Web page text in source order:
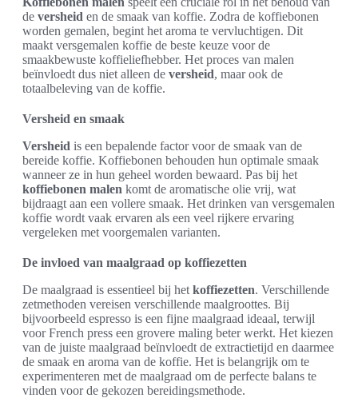
de versheid en de smaak van koffie. Zodra de koffiebonen
worden gemalen, begint het aroma te vervluchtigen. Dit
maakt versgemalen koffie de beste keuze voor de
smaakbewuste koffieliefhebber. Het proces van malen
beïnvloedt dus niet alleen de versheid, maar ook de
totaalbeleving van de koffie.
Versheid en smaak
Versheid is een bepalende factor voor de smaak van de
bereide koffie. Koffiebonen behouden hun optimale smaak
wanneer ze in hun geheel worden bewaard. Pas bij het
koffiebonen malen komt de aromatische olie vrij, wat
bijdraagt aan een vollere smaak. Het drinken van versgemalen
koffie wordt vaak ervaren als een veel rijkere ervaring
vergeleken met voorgemalen varianten.
De invloed van maalgraad op koffiezetten
De maalgraad is essentieel bij het koffiezetten. Verschillende
zetmethoden vereisen verschillende maalgroottes. Bij
bijvoorbeeld espresso is een fijne maalgraad ideaal, terwijl
voor French press een grovere maling beter werkt. Het kiezen
van de juiste maalgraad beïnvloedt de extractietijd en daarmee
de smaak en aroma van de koffie. Het is belangrijk om te
experimenteren met de maalgraad om de perfecte balans te
vinden voor de gekozen bereidingsmethode.